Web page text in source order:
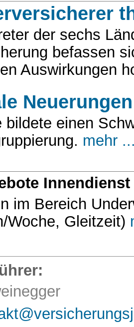
der sechs
befassen
Auswirkungen
bildete einen
mehr
Innendienst
im Bereich
Woche, Gleitzeit)